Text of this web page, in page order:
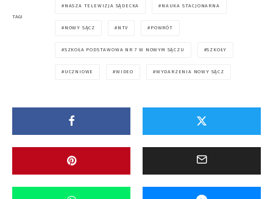
TAGI
NASZA TELEWIZJA SĄDECKA NAUKA STACJONARNA
NOWY SĄCZ NTV POWRÓT
SZKOŁA PODSTAWOWA NR 7 W NOWYM SĄCZU SZKOŁY
UCZNIOWE WIDEO WYDARZENIA NOWY SĄCZ